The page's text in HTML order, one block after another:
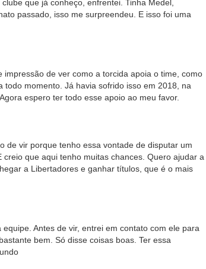
que já conheço, enfrentei. Tinha Medel,
passado, isso me surpreendeu. E isso foi uma
de ver como a torcida apoia o time, como
momento. Já havia sofrido isso em 2018, na
espero ter todo esse apoio ao meu favor.
de vir porque tenho essa vontade de disputar um
que aqui tenho muitas chances. Quero ajudar a
a Libertadores e ganhar títulos, que é o mais
Antes de vir, entrei em contato com ele para
bem. Só disse coisas boas. Ter essa